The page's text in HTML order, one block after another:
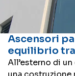
Ascensori
equilibrio
All’esterno di